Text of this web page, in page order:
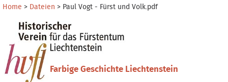
Direkt
Inhalt
Direkt
zur
Navigation
Benutzerspezifische
Home > Dateien > Paul Vogt - Fürst und Volk.pdf
Farbige Geschichte Liechtenstein